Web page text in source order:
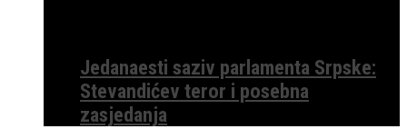
Jedanaesti saziv parlamenta Srpske:
Stevandićev teror i posebna
zasjedanja